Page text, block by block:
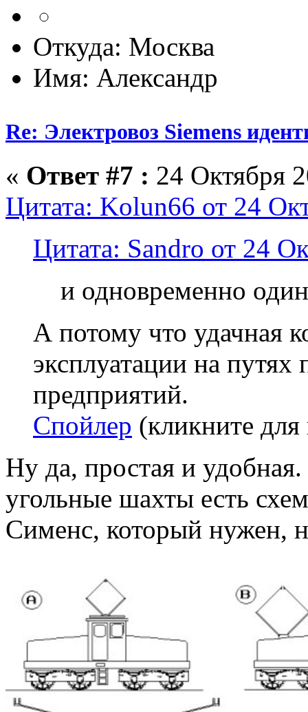
Откуда: Москва
Имя: Александр
Re: Электровоз Siemens
« Ответ #7 : 24 Октября
Цитата: Kolun66 от 24
Цитата: Sandro от 24
и одновременно
А потому что удачная
эксплуатации на
предприятий.
Спойлер (кликните
Ну да, простая и
угольные шахты есть
Сименс, который нужен,